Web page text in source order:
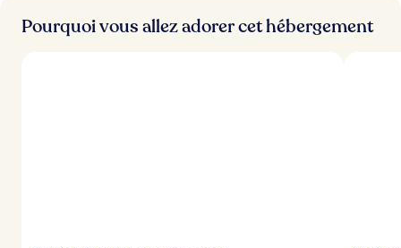
u
Pourquoi vous allez adorer cet hébergement